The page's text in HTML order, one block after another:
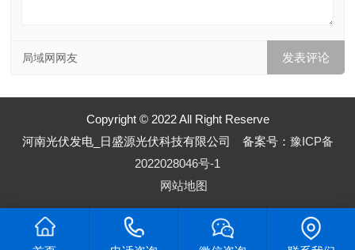
局域网网友
Copyright © 2022 All Right Reserve
河南光伏发电_日盛源光伏科技有限公司 备案号： 豫ICP备
2022028046号-1
网站地图